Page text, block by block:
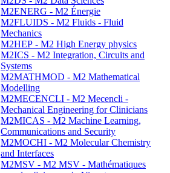
M2ENERG - M2 Énergie
M2FLUIDS - M2 Fluids - Fluid
Mechanics
M2HEP - M2 High Energy physics
M2ICS - M2 Integration, Circuits and
Systems
M2MATHMOD - M2 Mathematical
Modelling
M2MECENCLI - M2 Mecencli -
Mechanical Engineering for Clinicians
M2MICAS - M2 Machine Learning,
Communications and Security
M2MOCHI - M2 Molecular Chemistry
and Interfaces
M2MSV - M2 MSV - Mathématiques